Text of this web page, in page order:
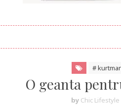
#
O geanta
by Chic Lifestyle